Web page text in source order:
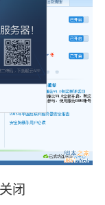
闭